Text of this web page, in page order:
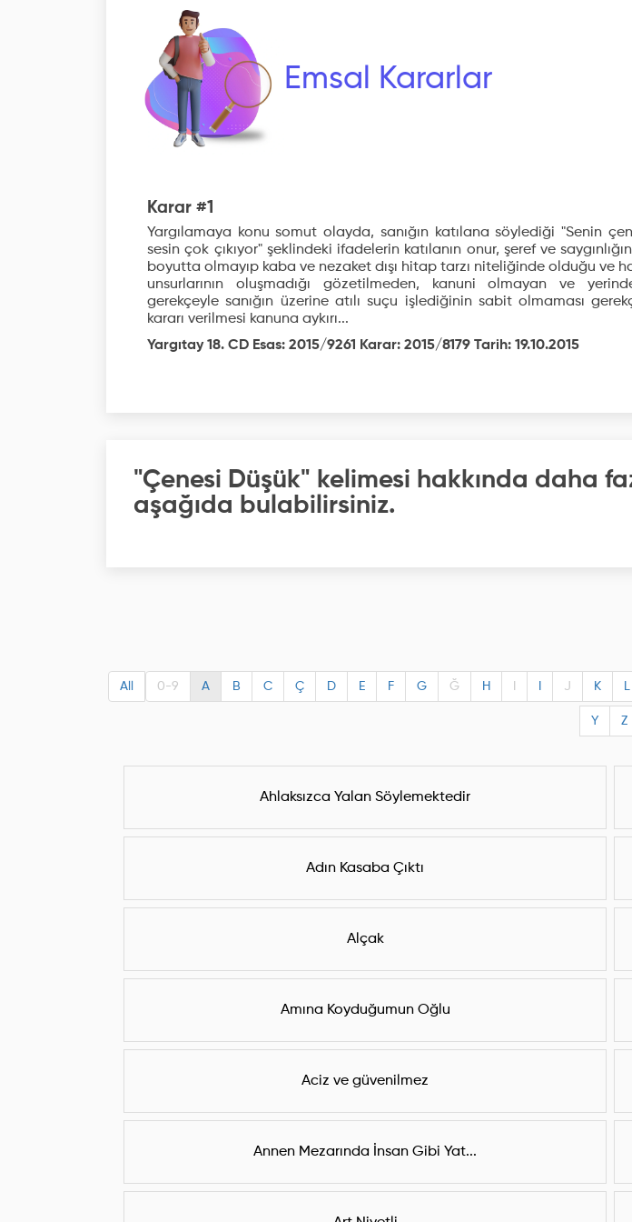
Emsal Kararlar
Karar #1
Yargılamaya konu somut olayda, sanığın katılana söylediği "Senin
sesin çok çıkıyor" şeklindeki ifadelerin katılanın onur, şeref ve
boyutta olmayıp kaba ve nezaket dışı hitap tarzı niteliğinde olduğu ve
unsurlarının oluşmadığı gözetilmeden, kanuni olmayan ve
gerekçeyle sanığın üzerine atılı suçu işlediğinin sabit olmaması
kararı verilmesi kanuna aykırı...
Yargıtay 18. CD Esas: 2015/9261 Karar: 2015/8179 Tarih: 19.10.2015
"Çenesi Düşük" kelimesi hakkında daha
aşağıda bulabilirsiniz.
All 0-9 A B C Ç D E F G Ğ H J K L
Y Z
Ahlaksızca Yalan Söylemektedir
Adın Kasaba Çıktı
Alçak
Amına Koyduğumun Oğlu
Aciz ve güvenilmez
Annen Mezarında İnsan Gibi Yat...